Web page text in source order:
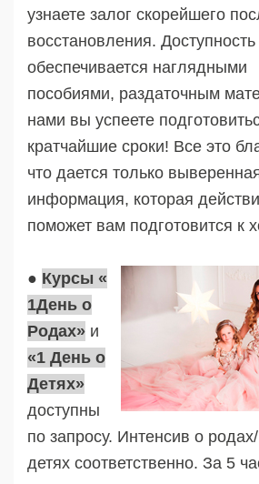
узнаете залог скорейшего
восстановления.
обеспечивается наглядными
пособиями, раздаточным
нами вы успеете
кратчайшие сроки! Все это
что дается только
информация, которая
поможет вам подготовится к
● Курсы «
1День о
Родах» и
«1 День о
Детях»
доступны
по запросу. Интенсив о родах/
детях соответственно. За 5